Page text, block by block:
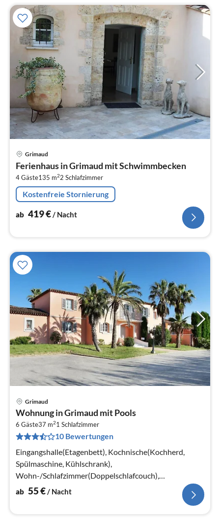
Grimaud
Ferienhaus in Grimaud mit Schwimmbecken
4 Gäste135 m22 Schlafzimmer
Kostenfreie Stornierung
ab 419€/ Nacht
Grimaud
Wohnung in Grimaud mit Pools
6 Gäste37 m21 Schlafzimmer
10 Bewertungen
Eingangshalle(Etagenbett), Kochnische(Kochherd,
Spülmaschine, Kühlschrank),
Wohn-/Schlafzimmer(Doppelschlafcouch),
Schlafzimmer(Doppelbett)
ab 55€/ Nacht